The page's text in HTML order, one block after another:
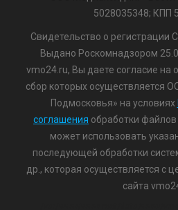
5028035348; КПП
Свидетельство о
Выдано Роскомнадзором
vmo24.ru, Вы даете согласие на
сбор которых осуществляется
Подмосковья» на условиях
соглашения обработки
может использовать
последующей обработки
др., которая осуществляется с
сайта